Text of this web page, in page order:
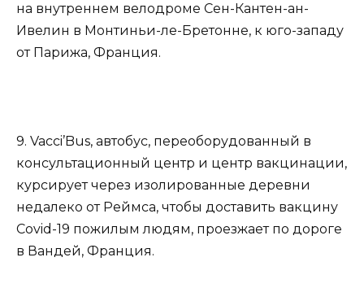
на внутреннем велодроме Сен-Кантен-ан-
Ивелин в Монтиньи-ле-Бретонне, к юго-западу
от Парижа, Франция.
9. Vacci’Bus, автобус, переоборудованный в
консультационный центр и центр вакцинации,
курсирует через изолированные деревни
недалеко от Реймса, чтобы доставить вакцину
Covid-19 пожилым людям, проезжает по дороге
в Вандей, Франция.